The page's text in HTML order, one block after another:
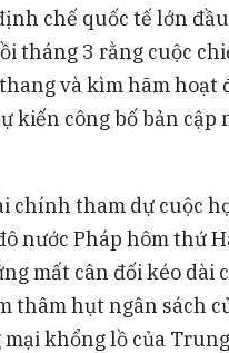
chế quốc tế lớn
tháng 3 rằng cuộc
và kìm hãm hoạt
kiến công bố bản cập
chính tham dự cuộc
nước Pháp hôm thứ
mất cân đối kéo dài
thâm hụt ngân sách
khổng lồ của